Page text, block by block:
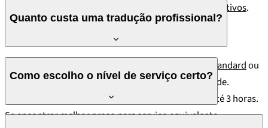
tradutores nativos.
Veja a lista completa em idiomas que traduzimos.
Quanto custa uma tradução profissional?
Standardou
IAH+), do par de línguas, do volume e da complexidade.
Enviamos um orçamento gratuito e detalhado em até 3 horas.
Se encontrar melhor preço para serviço equivalente,
Como escolho o nível de serviço certo?